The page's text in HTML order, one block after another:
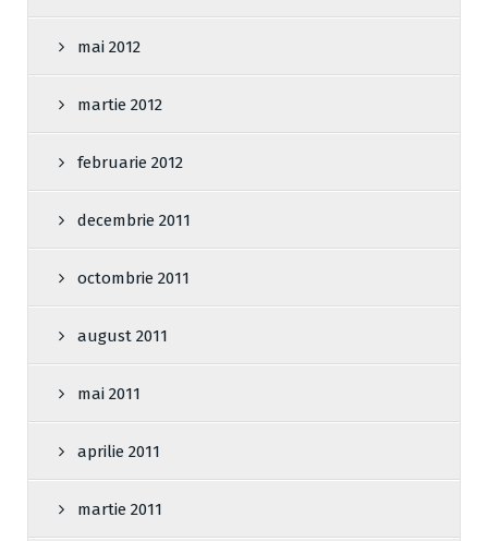
mai 2012
martie 2012
februarie 2012
decembrie 2011
octombrie 2011
august 2011
mai 2011
aprilie 2011
martie 2011